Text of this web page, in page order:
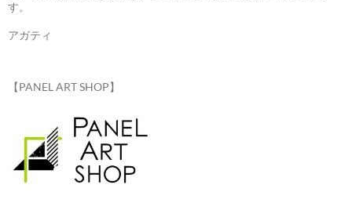
す。
アガティ
【PANEL ART SHOP】